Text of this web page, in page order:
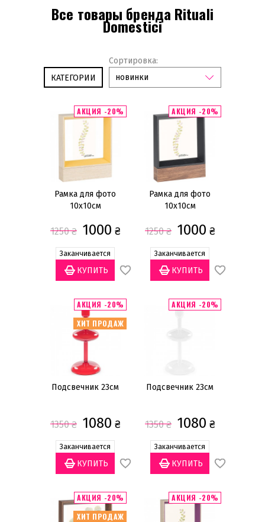
Все товары бренда Rituali
Domestici
Сортировка:
новинки
КАТЕГОРИИ
Подсвечники
Рамки для фото
Аксессуары для кухни
Корзины для фруктов
АКЦИЯ -20%
Рамка для фото
10х10см
1250 ₴ 1000 ₴
Заканчивается
АКЦИЯ -20%
Рамка для фото
10х10см
1250 ₴ 1000 ₴
Заканчивается
ХИТ ПРОДАЖ
АКЦИЯ -20%
Подсвечник 23см
1350 ₴ 1080 ₴
Заканчивается
АКЦИЯ -20%
Подсвечник 23см
1350 ₴ 1080 ₴
Заканчивается
ХИТ ПРОДАЖ
АКЦИЯ -20% АКЦИЯ -20%